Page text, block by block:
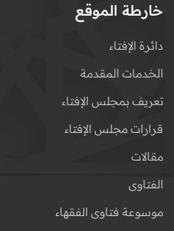
خارطة الموقع
دائرة الإفتاء
الخدمات المقدمة
تعريف بمجلس الإفتاء
قرارات مجلس الإفتاء
مقالات
الفتاوى
موسوعة فتاوى الفقهاء